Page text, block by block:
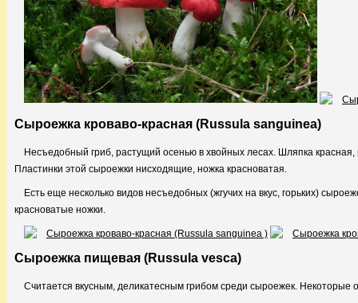
Сыроежка кроваво-красная (Russula sanguinea)
Несъедобный гриб, растущий осенью в хвойных лесах. Шляпка
Пластинки этой сыроежки нисходящие, ножка красноватая.
Есть еще несколько видов несъедобных (жгучих на вкус, горьких)
красноватые ножки.
Сыроежка пищевая (Russula vesca)
Считается вкусным, деликатесным грибом среди сыроежек. Некоторые